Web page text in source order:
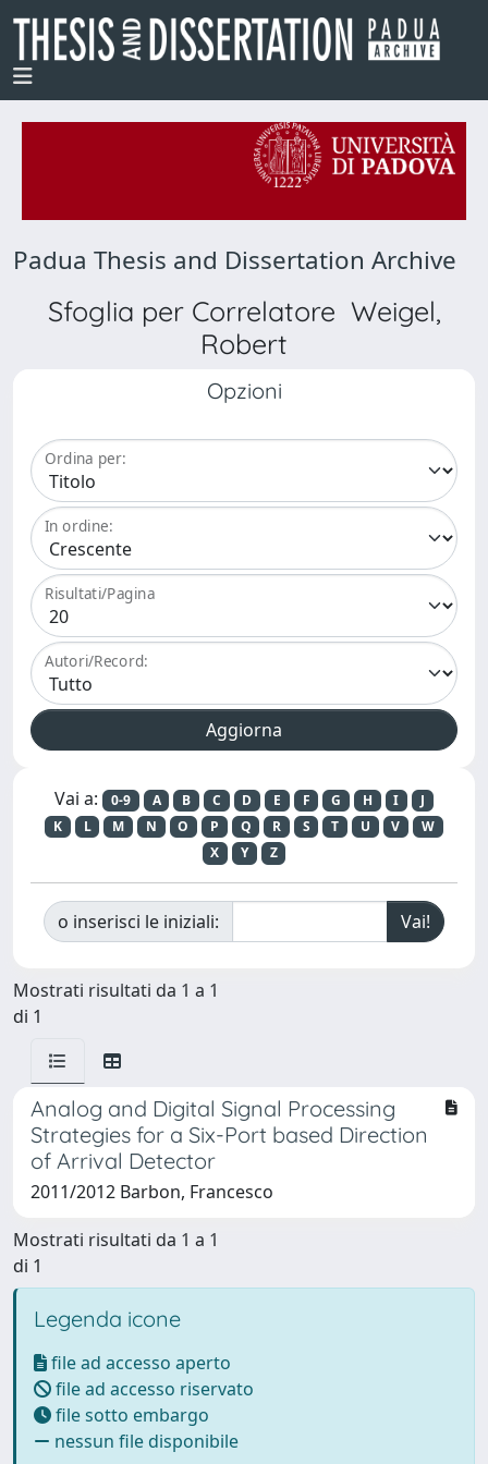
Padua Thesis and Dissertation Archive
Sfoglia per Correlatore Weigel,
Robert
Opzioni
Ordina per:
In ordine:
Risultati/Pagina
Autori/Record:
Vai a: 0-9 A B C D E F G H I
J
K
L M N O P Q R S T U V
W
X
Y Z
o inserisci le iniziali:
Mostrati risultati da 1 a 1
di 1
Analog and Digital Signal Processing
Strategies for a Six-Port based Direction
of Arrival Detector
2011/2012 Barbon, Francesco
Mostrati risultati da 1 a 1
di 1
Legenda icone
file ad accesso aperto
file ad accesso riservato
file sotto embargo
nessun file disponibile